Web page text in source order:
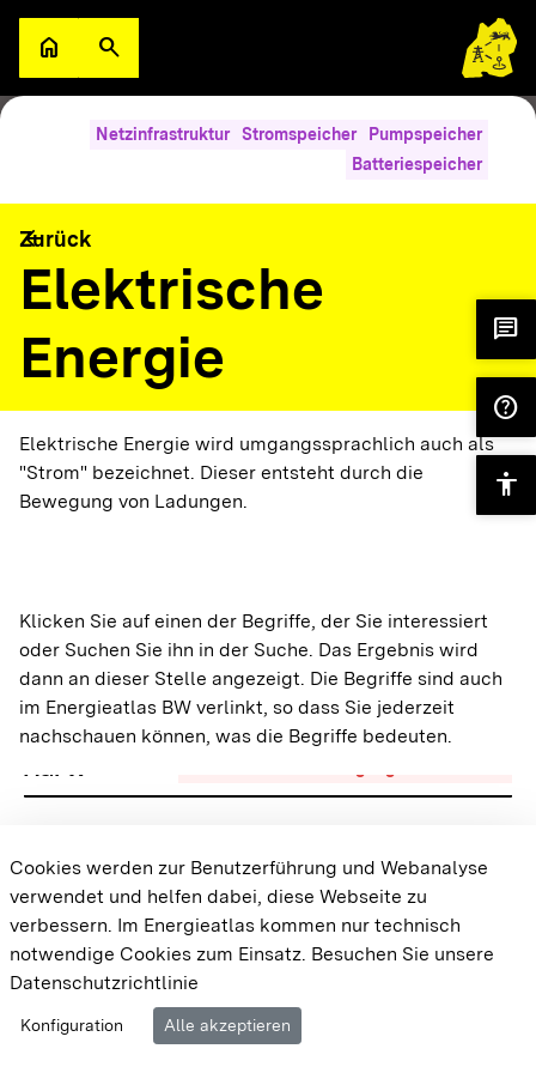
Zum Hauptinhalt springen
homeZur Startseite
searchSuche öffnen
filter_alt
A
Abschaltwindgeschwindigkeit
A
Abwärme/
Überschusswärme
Wärme
Wärmeversorgung
Abwärmepotenziale
A
Aggregation
Sonne Gebäude Dachflächen-PV
A
Amortisationszeit
Netzinfrastruktur Stromspeicher
Pumpspeicher
Batteriespeicher
arrow_back
Zurück
Elektrische
Energie
Elektrische Energie wird umgangssprachlich auch als
"Strom" bezeichnet. Dieser entsteht durch die
Bewegung von Ladungen.
Klicken Sie auf einen der Begriffe, der Sie interessiert
oder Suchen Sie ihn in der Suche. Das Ergebnis wird
dann an dieser Stelle angezeigt. Die Begriffe sind auch
im Energieatlas BW verlinkt, so dass Sie jederzeit
nachschauen können, was die Begriffe bedeuten.
chat
help
accessibility
Cookie-EinstellungenBarrierefreiheit
Impressum
Cookies werden zur Benutzerführung und Webanalyse
verwendet und helfen dabei, diese Webseite zu
verbessern. Im Energieatlas kommen nur technisch
notwendige Cookies zum Einsatz. Besuchen Sie unsere
Datenschutzrichtlinie
Konfiguration Alle akzeptieren